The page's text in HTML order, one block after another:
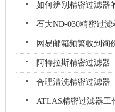
如何辨别精密过滤器
石大ND-030精密过滤
网易邮箱频繁收到询
阿特拉斯精密过滤器
合理清洗精密过滤器
ATLAS精密过滤器工